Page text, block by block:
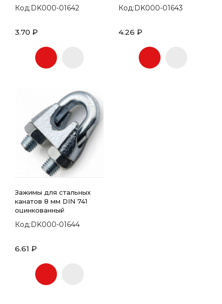
Код:DK000-01642
3.70 ₽
Код:DK000-01643
4.26 ₽
Зажимы для стальных
канатов 8 мм DIN 741
оцинкованный
Код:DK000-01644
6.61 ₽